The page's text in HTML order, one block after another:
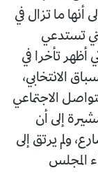
أنها ما تزال في
تستدعي
أظهر تأخرا في
الانتخابي،
الاجتماعي
إلى أن
ولم يرتق إلى
المجلس